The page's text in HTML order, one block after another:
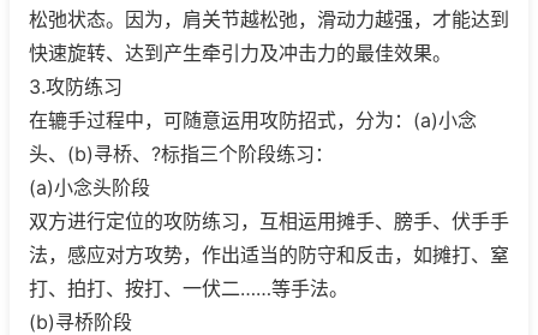
松弛状态。因为，肩关节越松弛，滑动力越强，才能达到
快速旋转、达到产生牵引力及冲击力的最佳效果。
3.攻防练习
在辘手过程中，可随意运用攻防招式，分为：(a)小念
头、(b)寻桥、?标指三个阶段练习：
(a)小念头阶段
双方进行定位的攻防练习，互相运用摊手、膀手、伏手手
法，感应对方攻势，作出适当的防守和反击，如摊打、窒
打、拍打、按打、一伏二……等手法。
(b)寻桥阶段